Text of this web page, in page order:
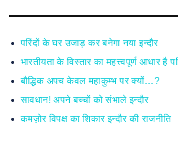
परिंदों के घर उजाड़ कर बनेगा नया इन्दौर
भारतीयता के विस्तार का महत्त्वपूर्ण आधार है
बौद्धिक अपच केवल महाकुम्भ पर क्यों…?
सावधान! अपने बच्चों को संभाले इन्दौर
कमज़ोर विपक्ष का शिकार इन्दौर की राजनीति